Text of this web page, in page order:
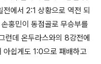
에서 2:1 상황으로 역전 되
홍민이 동점골로 무승부를
런데 온두라스와의 8강전에
아쉽게도 1:0으로 패배하고